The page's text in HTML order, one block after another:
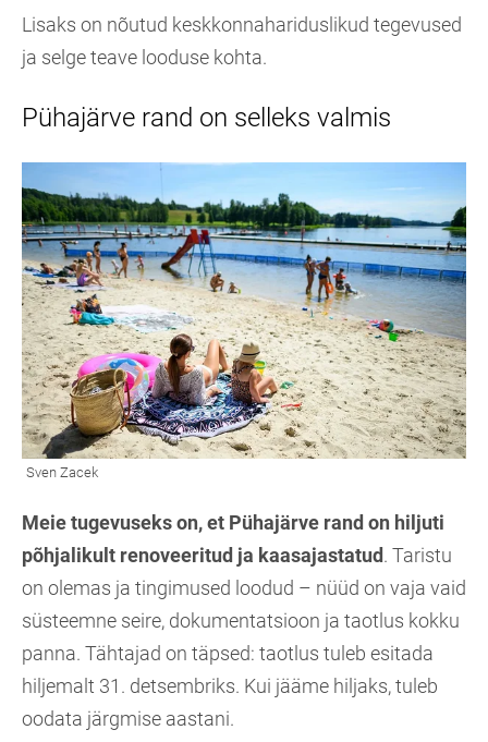
Lisaks on nõutud keskkonnahariduslikud tegevused
ja selge teave looduse kohta.
Pühajärve rand on selleks valmis
Meie tugevuseks on, et Pühajärve rand on hiljuti
põhjalikult renoveeritud ja kaasajastatud. Taristu
on olemas ja tingimused loodud – nüüd on vaja vaid
süsteemne seire, dokumentatsioon ja taotlus kokku
panna. Tähtajad on täpsed: taotlus tuleb esitada
hiljemalt 31. detsembriks. Kui jääme hiljaks, tuleb
oodata järgmise aastani.